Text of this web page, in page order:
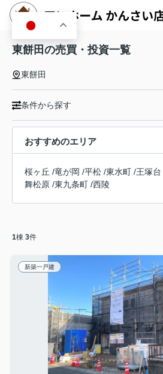
東餅田の売買・投資一覧
東餅田
条件から探す
おすすめのエリア
桜ヶ丘 /竜が岡 /平松 /東水町 /王塚台
舞松原 /東九条町 /西陵
1棟 3件
新築一戸建